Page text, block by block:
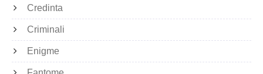
Credinta
Criminali
Enigme